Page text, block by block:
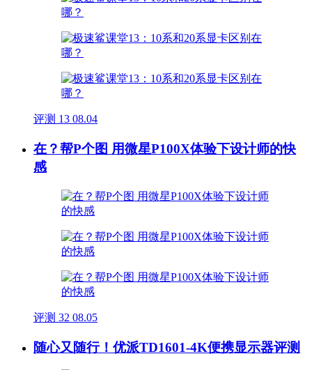
评测 13 08.04
在？帮P个图 用微星P100X体验下设计师的快
感
评测 32 08.05
随心又随行！优派TD1601-4K便携显示器评测